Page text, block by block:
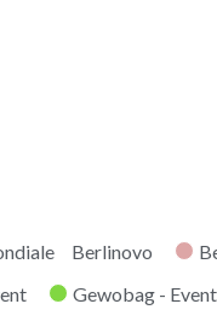
Berlinovo
Gewobag - Event